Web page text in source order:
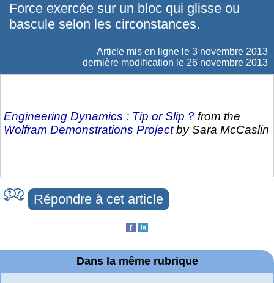
Force exercée sur un bloc qui glisse ou
bascule selon les circonstances.
Article mis en ligne le 3 novembre 2013
dernière modification le 26 novembre 2013
Engineering Dynamics : Tip or Slip ? from the
Wolfram Demonstrations Projectby Sara McCaslin
Répondre à cet article
Dans la même rubrique